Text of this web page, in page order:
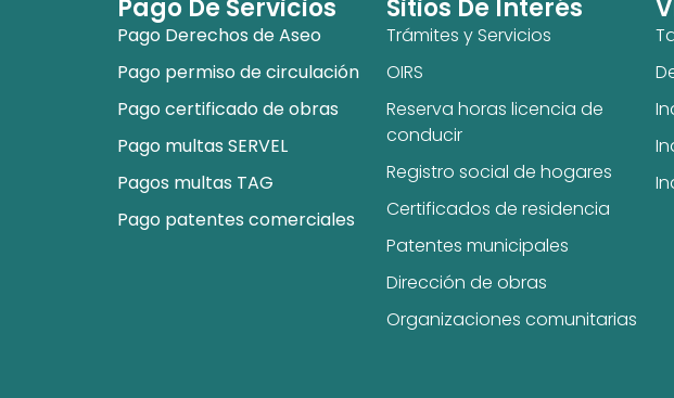
Pago De Servicios
Pago Derechos de Aseo
Pago permiso de circulación
Pago certificado de obras
Pago multas SERVEL
Pagos multas TAG
Pago patentes comerciales
Sitios De Interés
Trámites y Servicios
OIRS
Reserva horas licencia de
conducir
Registro social de hogares
Certificados de residencia
Patentes municipales
Dirección de obras
Organizaciones comunitarias